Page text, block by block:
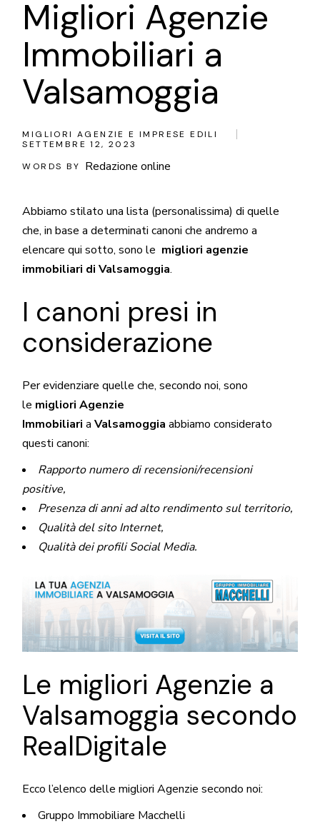
Migliori Agenzie
Immobiliari a
Valsamoggia
MIGLIORI AGENZIE E IMPRESE EDILI
SETTEMBRE 12, 2023
WORDS BY
Redazione online
Abbiamo stilato una lista (personalissima) di quelle
che, in base a determinati canoni che andremo a
elencare qui sotto, sono le migliori agenzie
immobiliari di Valsamoggia.
I canoni presi in
considerazione
Per evidenziare quelle che, secondo noi, sono
le migliori Agenzie
Immobiliari aValsamoggia abbiamo considerato
questi canoni:
Rapporto numero di recensioni/recensioni
positive,
Presenza di anni ad alto rendimento sul territorio,
Qualità del sito Internet,
Qualità dei profili Social Media.
Le migliori Agenzie a
Valsamoggia secondo
RealDigitale
Ecco l’elenco delle migliori Agenzie secondo noi:
Gruppo Immobiliare Macchelli